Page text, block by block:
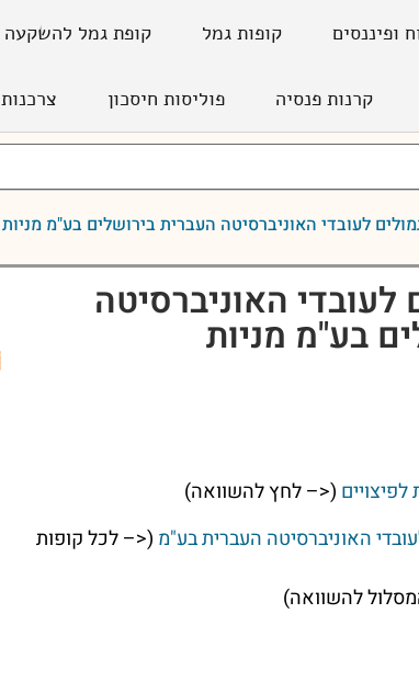
ופיננסים קופות גמל קופת גמל להשקעה
קרנות פנסיה פוליסות חיסכון צרכנות
לעובדי האוניברסיטה העברית בירושלים בע"מ מניות
האוניברסיטה
בע"מ מניות
(<– לחץ להשוואה)
האוניברסיטה העברית בע"מ (<– לכל קופות
להשוואה)